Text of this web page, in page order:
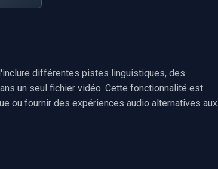
différentes pistes linguistiques, des
un seul fichier vidéo. Cette fonctionnalité est
ou fournir des expériences audio alternatives aux